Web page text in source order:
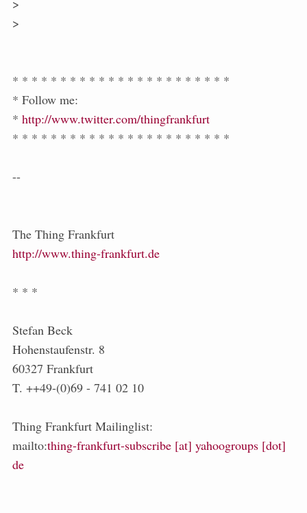
>
>
* * * * * * * * * * * * * * * * * * * * * * *
* Follow me:
* http://www.twitter.com/thingfrankfurt
* * * * * * * * * * * * * * * * * * * * * * *
--
The Thing Frankfurt
http://www.thing-frankfurt.de
* * *
Stefan Beck
Hohenstaufenstr. 8
60327 Frankfurt
T. ++49-(0)69 - 741 02 10
Thing Frankfurt Mailinglist:
mailto:thing-frankfurt-subscribe [at] yahoogroups [dot]
de